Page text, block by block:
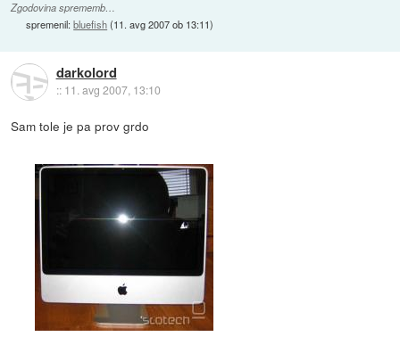
Zgodovina sprememb…
spremenil:bluefish(11. avg 2007 ob 13:11)
darkolord
:: 11. avg 2007, 13:10
Sam tole je pa prov grdo